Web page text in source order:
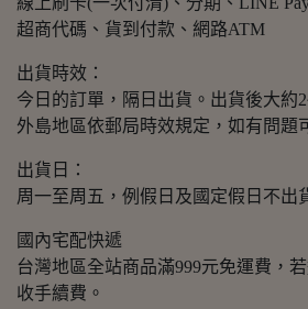
超商代碼、貨到付款、網路ATM
出貨時效：
今日的訂單，隔日出貨。出貨後大約
外島地區依郵局時效規定，如有問題
出貨日：
周一至周五，例假日及國定假日不出
國內宅配快遞
台灣地區全站商品滿999元免運費，
收手續費。